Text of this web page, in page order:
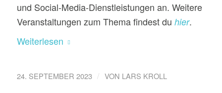
und Social-Media-Dienstleistungen an. Weitere
Veranstaltungen zum Thema findest du hier.
Weiterlesen
24. SEPTEMBER 2023 / VON LARS KROLL